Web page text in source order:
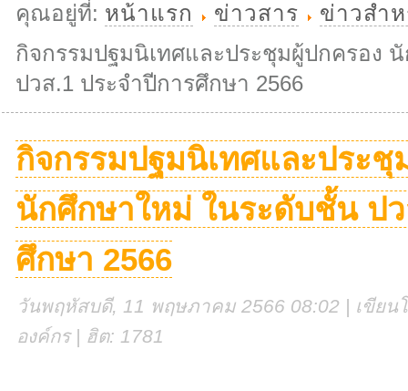
คุณอยู่ที่: หน้าแรก ข่าวสาร
ข่าวสำ
กิจกรรมปฐมนิเทศและประชุมผู้ปกครอง
ปวส.1 ประจำปีการศึกษา 2566
กิจกรรมปฐมนิเทศและประชุ
นักศึกษาใหม่ ในระดับชั้น ป
ศึกษา 2566
วันพฤหัสบดี, 11 พฤษภาคม 2566 08:02 | เขียน
องค์กร | ฮิต: 1781